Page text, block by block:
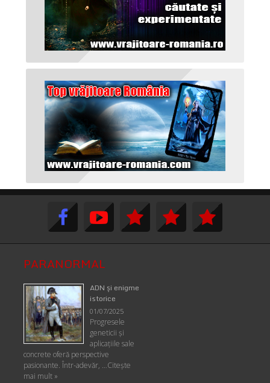
PARANORMAL
ADN şi enigme
istorice
01/07/2025
Progresele
geneticii şi
aplicaţiile sale
concrete oferă perspective
pasionante. Într-adevăr, …Citește
mai mult »